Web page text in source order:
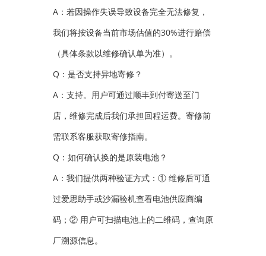
A：若因操作失误导致设备完全无法修复，
我们将按设备当前市场估值的30%进行赔偿
（具体条款以维修确认单为准）。
Q：是否支持异地寄修？
A：支持。用户可通过顺丰到付寄送至门
店，维修完成后我们承担回程运费。寄修前
需联系客服获取寄修指南。
Q：如何确认换的是原装电池？
A：我们提供两种验证方式：① 维修后可通
过爱思助手或沙漏验机查看电池供应商编
码；② 用户可扫描电池上的二维码，查询原
厂溯源信息。